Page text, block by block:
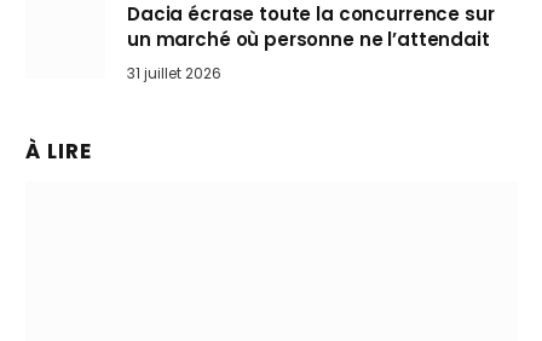
Dacia écrase toute la concurrence sur
un marché où personne ne l’attendait
31 juillet 2026
À LIRE